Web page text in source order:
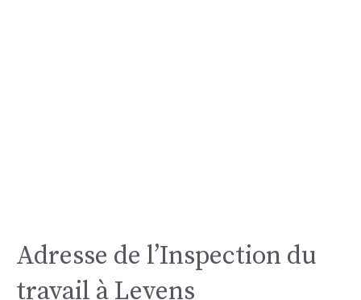
Adresse de l’Inspection du
travail à Levens